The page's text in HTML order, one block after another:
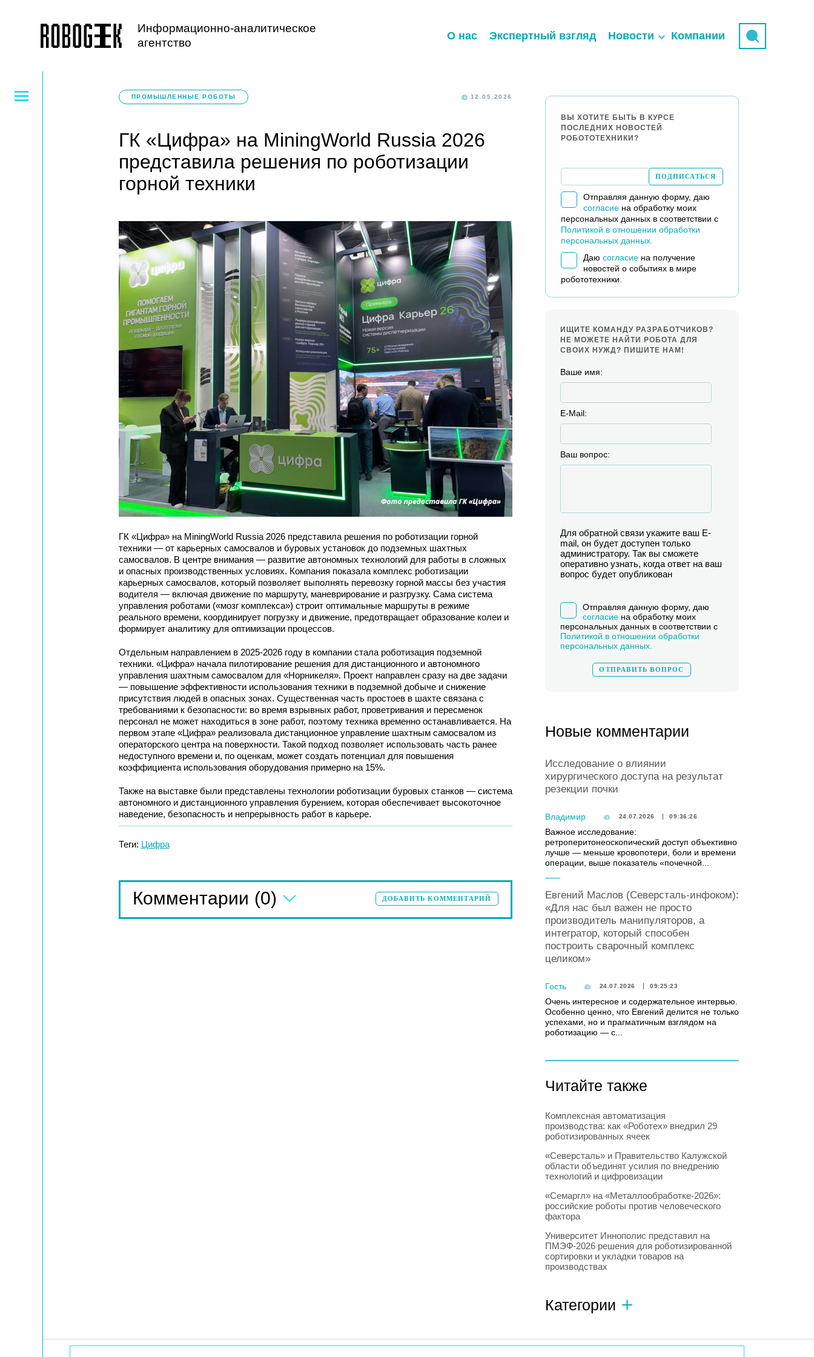
Информационно-аналитическое
агентство
О нас Экспертный взгляд Новости Компании
ПРОМЫШЛЕННЫЕ РОБОТЫ 12.05.2026
ГК «Цифра» на MiningWorld Russia 2026
представила решения по роботизации
горной техники
ГК «Цифра» на MiningWorld Russia 2026 представила решения по роботизации горной
техники — от карьерных самосвалов и буровых установок до подземных шахтных
самосвалов. В центре внимания — развитие автономных технологий для работы в сложных
и опасных производственных условиях. Компания показала комплекс роботизации
карьерных самосвалов, который позволяет выполнять перевозку горной массы без участия
водителя — включая движение по маршруту, маневрирование и разгрузку. Сама система
управления роботами («мозг комплекса») строит оптимальные маршруты в режиме
реального времени, координирует погрузку и движение, предотвращает образование колеи и
формирует аналитику для оптимизации процессов.
Отдельным направлением в 2025-2026 году в компании стала роботизация подземной
техники. «Цифра» начала пилотирование решения для дистанционного и автономного
управления шахтным самосвалом для «Норникеля». Проект направлен сразу на две задачи
— повышение эффективности использования техники в подземной добыче и снижение
присутствия людей в опасных зонах. Существенная часть простоев в шахте связана с
требованиями к безопасности: во время взрывных работ, проветривания и пересменок
персонал не может находиться в зоне работ, поэтому техника временно останавливается. На
первом этапе «Цифра» реализовала дистанционное управление шахтным самосвалом из
операторского центра на поверхности. Такой подход позволяет использовать часть ранее
недоступного времени и, по оценкам, может создать потенциал для повышения
коэффициента использования оборудования примерно на 15%.
Также на выставке были представлены технологии роботизации буровых станков — система
автономного и дистанционного управления бурением, которая обеспечивает высокоточное
наведение, безопасность и непрерывность работ в карьере.
Теги: Цифра
Комментарии (0) ДОБАВИТЬ КОММЕНТАРИЙ
ВЫ ХОТИТЕ БЫТЬ В КУРСЕ
ПОСЛЕДНИХ НОВОСТЕЙ
РОБОТОТЕХНИКИ?
Отправляя данную форму, даю
согласиена обработку моих
персональных данных в соответствии с
Политикой в отношении обработки
персональных данных.
Даю согласиена получение
новостей о событиях в мире
робототехники.
ИЩИТЕ КОМАНДУ РАЗРАБОТЧИКОВ?
НЕ МОЖЕТЕ НАЙТИ РОБОТА ДЛЯ
СВОИХ НУЖД? ПИШИТЕ НАМ!
Ваше имя:
E-Mail:
Ваш вопрос:
Для обратной связи укажите ваш E-
mail, он будет доступен только
администратору. Так вы сможете
оперативно узнать, когда ответ на ваш
вопрос будет опубликован
Отправляя данную форму, даю
согласиена обработку моих
персональных данных в соответствии с
Политикой в отношении обработки
персональных данных.
Новые комментарии
Исследование о влиянии
хирургического доступа на результат
резекции почки
Владимир 24.07.2026 09:36:26
Важное исследование:
ретроперитонеоскопический доступ объективно
лучше — меньше кровопотери, боли и времени
операции, выше показатель «почечной...
Евгений Маслов (Северсталь-инфоком):
«Для нас был важен не просто
производитель манипуляторов, а
интегратор, который способен
построить сварочный комплекс
целиком»
Гость 24.07.2026 09:25:23
Очень интересное и содержательное интервью.
Особенно ценно, что Евгений делится не только
успехами, но и прагматичным взглядом на
роботизацию — с...
Читайте также
Комплексная автоматизация
производства: как «Роботех» внедрил 29
роботизированных ячеек
«Северсталь» и Правительство Калужской
области объединят усилия по внедрению
технологий и цифровизации
«Семаргл» на «Металлообработке-2026»:
российские роботы против человеческого
фактора
Университет Иннополис представил на
ПМЭФ-2026 решения для роботизированной
сортировки и укладки товаров на
производствах
Категории